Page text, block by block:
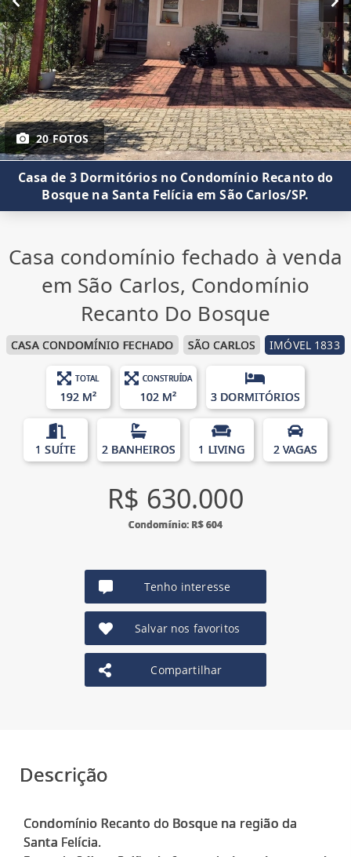
20 FOTOS
Casa de 3 Dormitórios no Condomínio Recanto do
Bosque na Santa Felícia em São Carlos/SP.
Casa condomínio fechado à venda
em São Carlos, Condomínio
Recanto Do Bosque
CASA CONDOMÍNIO FECHADO SÃO CARLOS IMÓVEL 1833
TOTAL
192 M²
CONSTRUÍDA
102 M² 3 DORMITÓRIOS
1 SUÍTE 2 BANHEIROS 1 LIVING 2 VAGAS
R$ 630.000
Condomínio: R$ 604
Tenho interesse
Salvar nos favoritos
Compartilhar
Descrição
Condomínio Recanto do Bosque na região da
Santa Felícia.